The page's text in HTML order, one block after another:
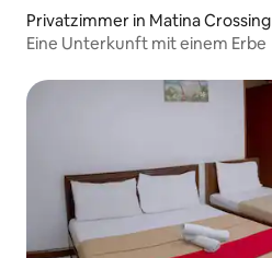
Privatzimmer in Matina Crossing
Eine Unterkunft mit einem Erbe